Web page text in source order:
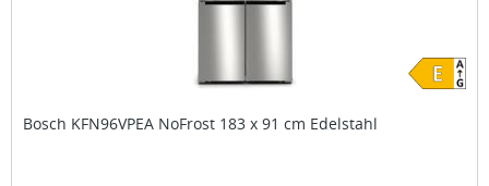
Bosch KFN96VPEA NoFrost 183 x 91 cm Edelstahl